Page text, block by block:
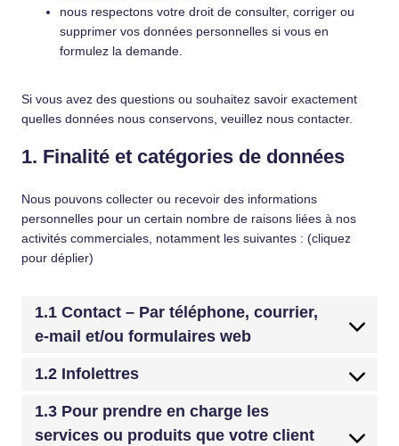
nous respectons votre droit de consulter, corriger ou
supprimer vos données personnelles si vous en
formulez la demande.
Si vous avez des questions ou souhaitez savoir exactement
quelles données nous conservons, veuillez nous contacter.
1. Finalité et catégories de données
Nous pouvons collecter ou recevoir des informations
personnelles pour un certain nombre de raisons liées à nos
activités commerciales, notamment les suivantes : (cliquez
pour déplier)
1.1 Contact – Par téléphone, courrier,
e-mail et/ou formulaires web
1.2 Infolettres
1.3 Pour prendre en charge les
services ou produits que votre client